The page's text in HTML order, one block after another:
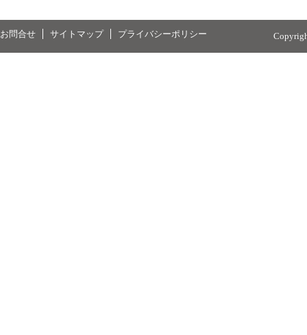
お問合せ サイトマップ プライバシーポリシー